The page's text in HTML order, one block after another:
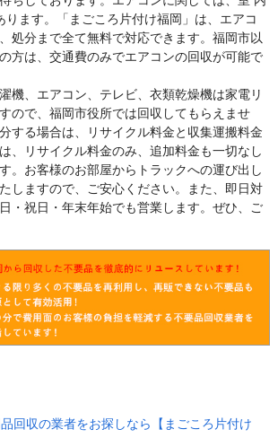
ります。「まごころ片付け福岡」は、エアコ
処分まで全て無料で対応できます。福岡市以
方は、交通費のみでエアコンの回収が可能で
機、エアコン、テレビ、衣類乾燥機は家電リ
ので、福岡市役所では回収してもらえませ
する場合は、リサイクル料金と収集運搬料金
、リサイクル料金のみ、追加料金も一切なし
。お客様のお部屋からトラックへの運び出し
しますので、ご安心ください。また、即日対
・祝日・年末年始でも営業します。ぜひ、ご
回収の業者をお探しなら【まごころ片付け